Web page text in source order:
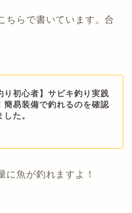
ちらで書いています。合
り初心者】サビキ釣り実践
簡易装備で釣れるのを確認
した。
に魚が釣れますよ！